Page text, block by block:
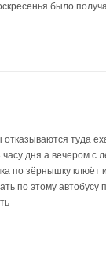
было
туда
дня а вечером с
по зёрнышку клюёт
по этому автобусу